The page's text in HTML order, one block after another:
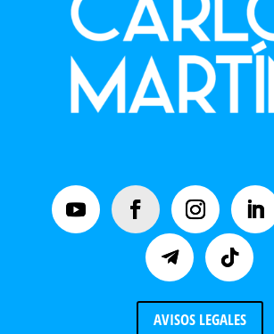
AVISOS LEGALES